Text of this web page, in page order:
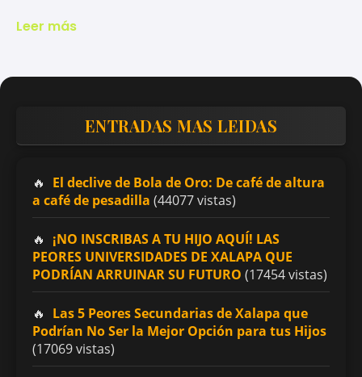
Leer más
ENTRADAS MAS LEIDAS
El declive de Bola de Oro: De café de altura
a café de pesadilla (44077 vistas)
¡NO INSCRIBAS A TU HIJO AQUÍ! LAS
PEORES UNIVERSIDADES DE XALAPA QUE
PODRÍAN ARRUINAR SU FUTURO (17454 vistas)
Las 5 Peores Secundarias de Xalapa que
Podrían No Ser la Mejor Opción para tus Hijos
(17069 vistas)